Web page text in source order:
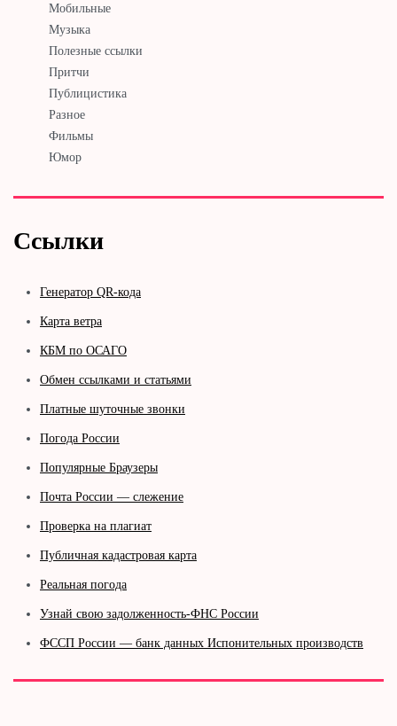
Мобильные
Музыка
Полезные ссылки
Притчи
Публицистика
Разное
Фильмы
Юмор
Ссылки
Генератор QR-кода
Карта ветра
КБМ по ОСАГО
Обмен ссылками и статьями
Платные шуточные звонки
Погода России
Популярные Браузеры
Почта России — слежение
Проверка на плагиат
Публичная кадастровая карта
Реальная погода
Узнай свою задолженность-ФНС России
ФССП России — банк данных Испонительных производств